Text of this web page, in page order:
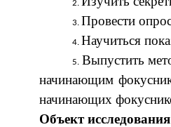
Провести
Научиться
Выпустить
начинающим
начинающих
Объект